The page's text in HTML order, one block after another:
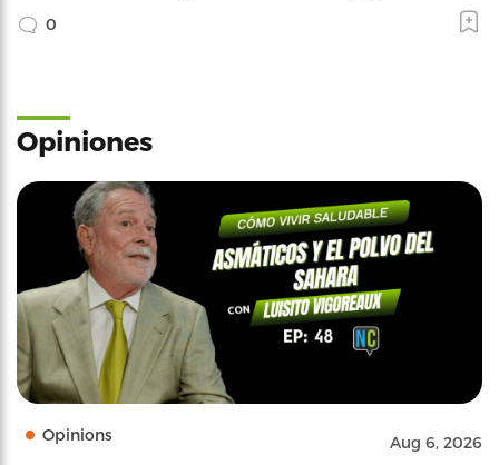
0
Opiniones
Opinions Aug 6, 2026